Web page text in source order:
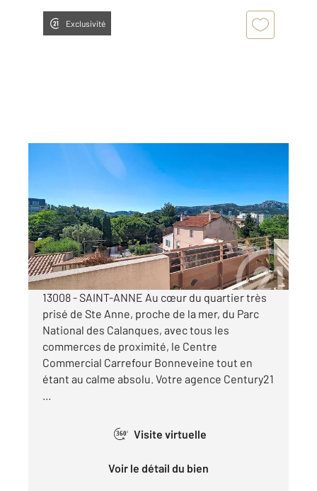
Exclusivité
MARSEILLE 13008
Appartement T3 à vendre
260 000 €
Visiter le site dédié
13008 - SAINT-ANNE Au cœur du quartier très
prisé de Ste Anne, proche de la mer, du Parc
National des Calanques, avec tous les
commerces de proximité, le Centre
Commercial Carrefour Bonneveine tout en
étant au calme absolu. Votre agence Century21
...
360° Visite virtuelle
Voir le détail du bien